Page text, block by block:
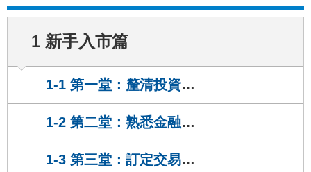
1 新手入市篇
1-1 第一堂：釐清投資、投機、賭博
1-2 第二堂：熟悉金融工具的特性
1-3 第三堂：訂定交易的週期
D小姐
吳小姐
正在上
第一堂：釐清投資、投機、賭博
仙小姐